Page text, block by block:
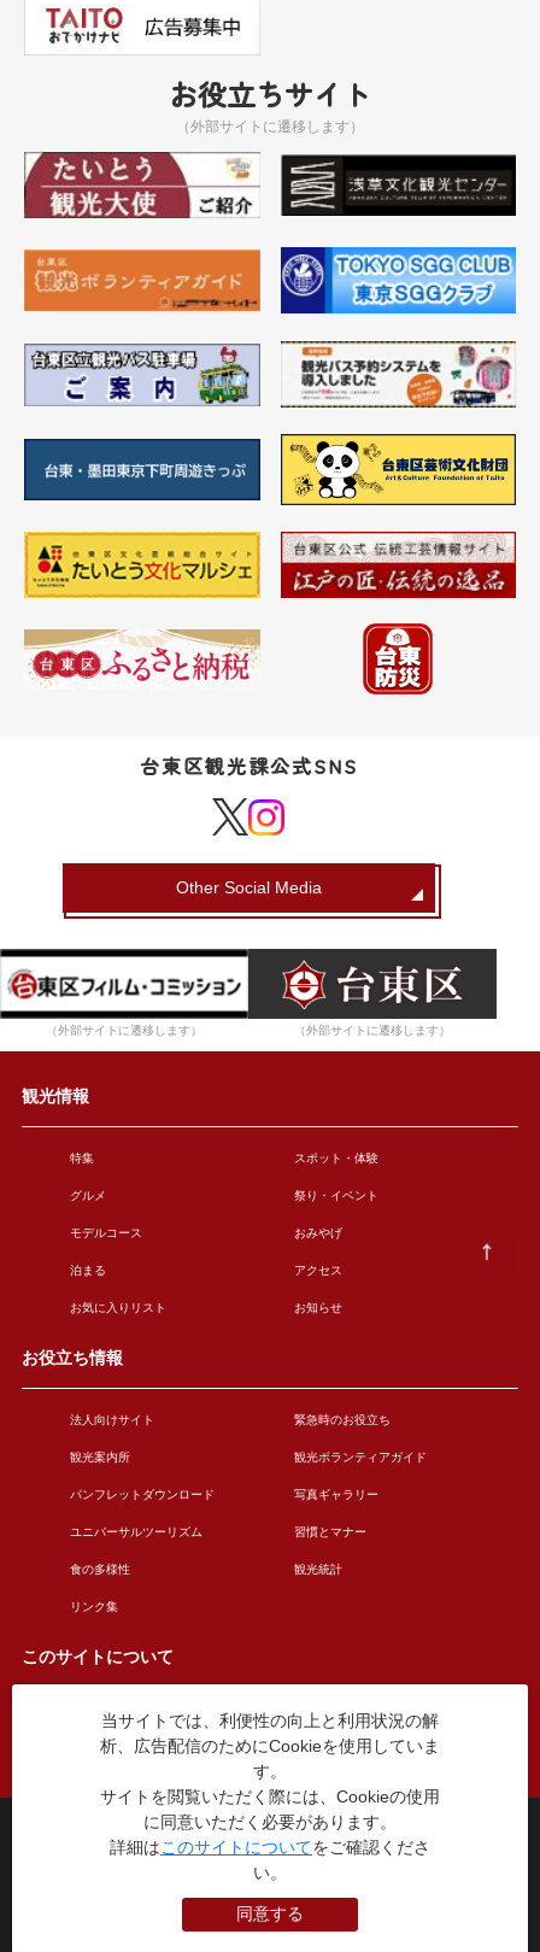
お役立ちサイト
（外部サイトに遷移します）
台東区観光課公式SNS
Other Social Media
（外部サイトに遷移します） （外部サイトに遷移します）
観光情報
特集 スポット・体験
グルメ 祭り・イベント
モデルコース おみやげ
泊まる アクセス
お気に入りリスト お知らせ
お役立ち情報
法人向けサイト 緊急時のお役立ち
観光案内所 観光ボランティアガイド
パンフレットダウンロード 写真ギャラリー
ユニバーサルツーリズム 習慣とマナー
食の多様性 観光統計
リンク集
このサイトについて
このサイトについて 広告掲載について
お問い合わせ
台東区役所観光課
〒110-8615 東京都台東区東上野4丁目5番6号
TEL：03-5246-1151
本WEBサイトに掲就されている全データについて無断転載・引用を禁じます。
当サイトでは、利便性の向上と利用状況の解
析、広告配信のためにCookieを使用していま
す。
サイトを閲覧いただく際には、Cookieの使用
に同意いただく必要があります。
詳細はこのサイトについてをご確認くださ
い。
同意する